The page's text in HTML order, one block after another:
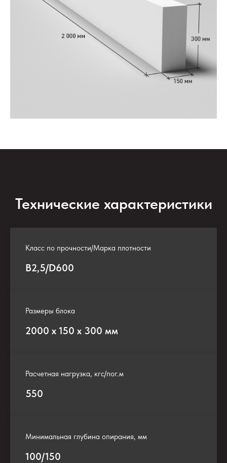
Технические характеристики
Класс по прочности/Марка плотности
В2,5/D600
Размеры блока
2000 х 150 х 300 мм
Расчетная нагрузка, кгс/пог.м
550
Минимальная глубина опирания, мм
100/150